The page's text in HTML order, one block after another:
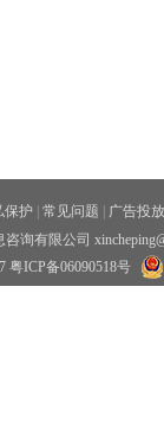
保护 常见问题
广告投放
询有限公司
粤ICP备06090518号